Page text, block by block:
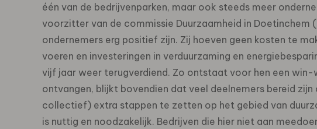
één van de bedrijvenparken, maar ook steeds meer
voorzitter van de commissie Duurzaamheid in Doetinchem
ondernemers erg positief zijn. Zij hoeven geen kosten te
voeren en investeringen in verduurzaming en
vijf jaar weer terugverdiend. Zo ontstaat voor hen een
ontvangen, blijkt bovendien dat veel deelnemers bereid
collectief) extra stappen te zetten op het gebied van
is nuttig en noodzakelijk. Bedrijven die hier niet aan